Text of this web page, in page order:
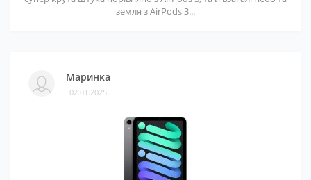
земля з AirPods 3...
Маринка
02.01.2025